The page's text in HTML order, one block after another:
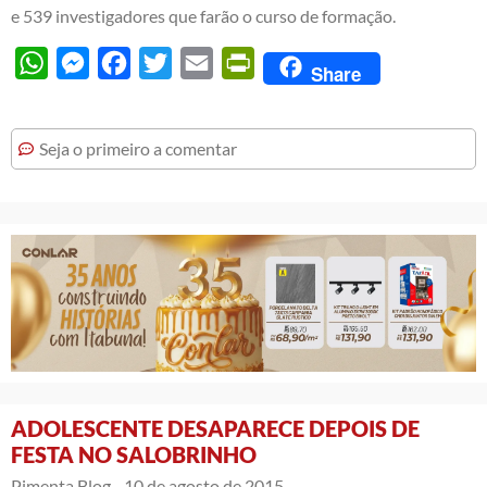
e 539 investigadores que farão o curso de formação.
WhatsAppMessengerFacebook
Twitter Email PrintFriendly
Share
Seja o primeiro a comentar
ADOLESCENTE DESAPARECE DEPOIS DE
FESTA NO SALOBRINHO